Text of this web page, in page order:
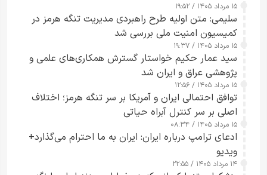
۱۵ مرداد ۱۴۰۵ / ۱۹:۵۲
سلیمی: متن اولیه طرح راهبردی مدیریت تنگه هرمز در
کمیسیون امنیت ملی بررسی شد
۱۵ مرداد ۱۴۰۵ / ۱۹:۳۷
سید عمار حکیم خواستار گسترش همکاری‌های علمی و
پژوهشی عراق و ایران شد
۱۵ مرداد ۱۴۰۵ / ۱۲:۵۶
توافق احتمالی ایران و آمریکا بر سر تنگه هرمز؛ اختلاف
اصلی بر سر کنترل آبراه حیاتی
۱۵ مرداد ۱۴۰۵ / ۰۸:۳۴
ادعای ترامپ درباره ایران: ایران به ما احترام می‌گذارد+
ویدیو
۱۴ مرداد ۱۴۰۵ / ۲۲:۵۵